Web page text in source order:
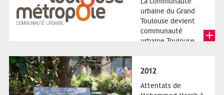
urbaine du Grand
Toulouse devient
communauté
urbaine Toulouse
Métropole,
représentant l'anneau
de Moëbius.
2012
Attentats de